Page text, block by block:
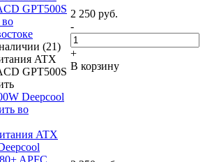
GPT500S
во
(21)
ATX
GPT500S
2 250 руб.
-
+
В корзину
Deepcool
во
ATX
APFC